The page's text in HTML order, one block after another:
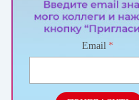
Email *